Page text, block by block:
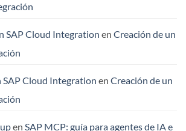
SAP Cloud Integration en Creación de un
Cloud Integration en Creación de un
en SAP MCP: guía para agentes de IA e